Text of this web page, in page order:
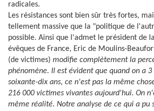
radicales.
Les résistances sont bien sûr très fortes,
tellement massive que la "politique de
possible. Ainsi que l'admet le président de
évêques de France, Eric de Moulins-
(de victimes) modifie complètement la
phénomène. Il est évident que quand on a
soixante-dix ans, ce n'est pas la même
216 000 victimes vivantes aujourd'hui. On
même réalité. Notre analyse de ce qui a pu